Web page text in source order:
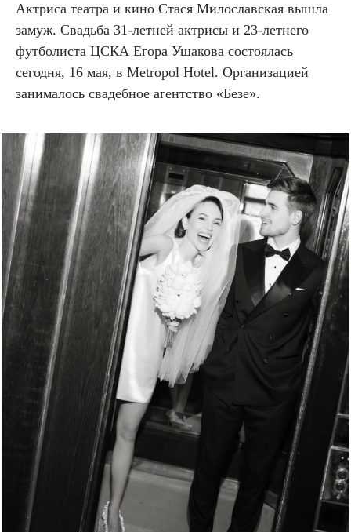
Актриса театра и кино Стася Милославская вышла
замуж. Свадьба 31-летней актрисы и 23-летнего
футболиста ЦСКА Егора Ушакова состоялась
сегодня, 16 мая, в Metropol Hotel. Организацией
занималось свадебное агентство «Безе».